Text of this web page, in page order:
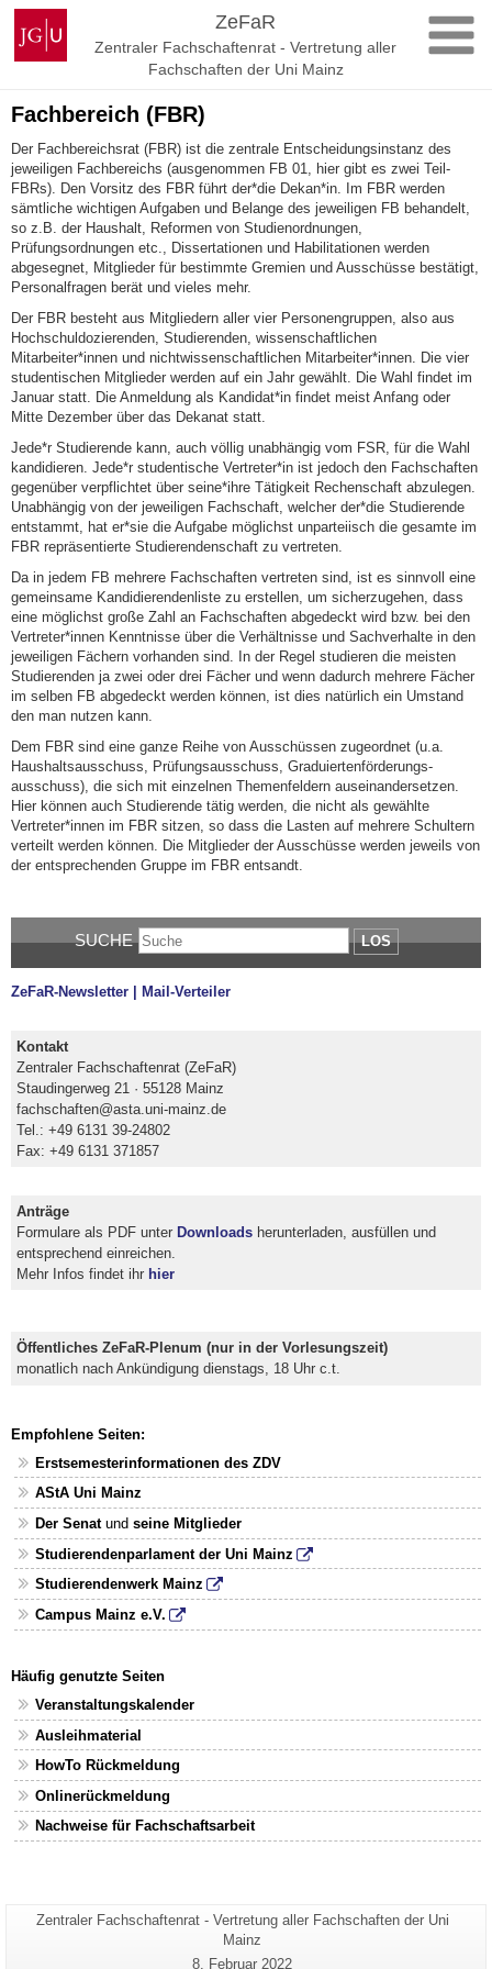
Zum
Inhalt
springen
Johannes
Gutenberg-
Universität
ZeFaR
Zentraler Fachschaftenrat - Vertretung aller
Fachschaften der Uni Mainz
Fachbereich (FBR)
Der Fachbereichsrat (FBR) ist die zentrale Entscheidungsinstanz des
jeweiligen Fachbereichs (ausgenommen FB 01, hier gibt es zwei Teil-
FBRs). Den Vorsitz des FBR führt der*die Dekan*in. Im FBR werden
sämtliche wichtigen Aufgaben und Belange des jeweiligen FB behandelt,
so z.B. der Haushalt, Reformen von Studienordnungen,
Prüfungsordnungen etc., Dissertationen und Habilitationen werden
abgesegnet, Mitglieder für bestimmte Gremien und Ausschüsse bestätigt,
Personalfragen berät und vieles mehr.
Der FBR besteht aus Mitgliedern aller vier Personengruppen, also aus
Hochschuldozierenden, Studierenden, wissenschaftlichen
Mitarbeiter*innen und nichtwissenschaftlichen Mitarbeiter*innen. Die vier
studentischen Mitglieder werden auf ein Jahr gewählt. Die Wahl findet im
Januar statt. Die Anmeldung als Kandidat*in findet meist Anfang oder
Mitte Dezember über das Dekanat statt.
Jede*r Studierende kann, auch völlig unabhängig vom FSR, für die Wahl
kandidieren. Jede*r studentische Vertreter*in ist jedoch den Fachschaften
gegenüber verpflichtet über seine*ihre Tätigkeit Rechenschaft abzulegen.
Unabhängig von der jeweiligen Fachschaft, welcher der*die Studierende
entstammt, hat er*sie die Aufgabe möglichst unparteiisch die gesamte im
FBR repräsentierte Studierendenschaft zu vertreten.
Da in jedem FB mehrere Fachschaften vertreten sind, ist es sinnvoll eine
gemeinsame Kandidierendenliste zu erstellen, um sicherzugehen, dass
eine möglichst große Zahl an Fachschaften abgedeckt wird bzw. bei den
Vertreter*innen Kenntnisse über die Verhältnisse und Sachverhalte in den
jeweiligen Fächern vorhanden sind. In der Regel studieren die meisten
Studierenden ja zwei oder drei Fächer und wenn dadurch mehrere Fächer
im selben FB abgedeckt werden können, ist dies natürlich ein Umstand
den man nutzen kann.
Dem FBR sind eine ganze Reihe von Ausschüssen zugeordnet (u.a.
Haushaltsausschuss, Prüfungsausschuss, Graduiertenförderungs-
ausschuss), die sich mit einzelnen Themenfeldern auseinandersetzen.
Hier können auch Studierende tätig werden, die nicht als gewählte
Vertreter*innen im FBR sitzen, so dass die Lasten auf mehrere Schultern
verteilt werden können. Die Mitglieder der Ausschüsse werden jeweils von
der entsprechenden Gruppe im FBR entsandt.
SUCHE LOS
ZeFaR-Newsletter | Mail-Verteiler
Kontakt
Zentraler Fachschaftenrat (ZeFaR)
Staudingerweg 21 · 55128 Mainz
fachschaften@asta.uni-mainz.de
Tel.: +49 6131 39-24802
Fax: +49 6131 371857
Anträge
Formulare als PDF unter Downloads herunterladen, ausfüllen und
entsprechend einreichen.
Mehr Infos findet ihr hier
Öffentliches ZeFaR-Plenum (nur in der Vorlesungszeit)
monatlich nach Ankündigung dienstags, 18 Uhr c.t.
Empfohlene Seiten:
Erstsemesterinformationen des ZDV
AStA Uni Mainz
Der Senatund seine Mitglieder
Studierendenparlament der Uni Mainz
Studierendenwerk Mainz
Campus Mainz e.V.
Häufig genutzte Seiten
Veranstaltungskalender
Ausleihmaterial
HowTo Rückmeldung
Onlinerückmeldung
Nachweise für Fachschaftsarbeit
Zusätzliche
Informationen
Seiten-
Zentraler Fachschaftenrat - Vertretung aller Fachschaften der Uni
Mainz
Letzte
8. Februar 2022